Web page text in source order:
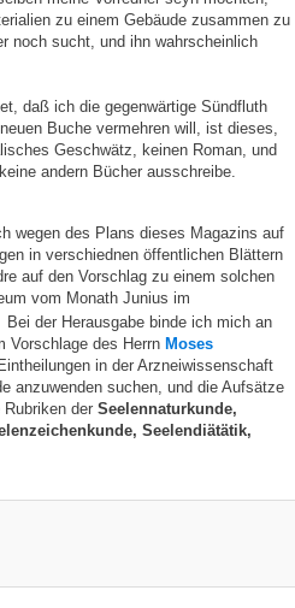
zu einem Gebäude zusammen zu
noch sucht, und ihn wahrscheinlich
daß ich die gegenwärtige Sündfluth
Buche vermehren will, ist dieses,
Geschwätz, keinen Roman, und
andern Bücher ausschreibe.
wegen des Plans dieses Magazins auf
in verschiednen öffentlichen Blättern
auf den Vorschlag zu einem solchen
vom Monath Junius im
Bei der Herausgabe binde ich mich an
Vorschlage des Herrn Moses
in der Arzneiwissenschaft
anzuwenden suchen, und die Aufsätze
der Seelennaturkunde,
Seelendiätätik,